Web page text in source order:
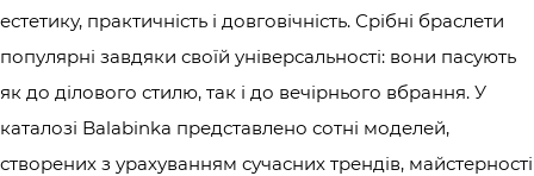
естетику, практичність і довговічність. Срібні браслети
популярні завдяки своїй універсальності: вони пасують
як до ділового стилю, так і до вечірнього вбрання. У
каталозі Balabinka представлено сотні моделей,
створених з урахуванням сучасних трендів, майстерності